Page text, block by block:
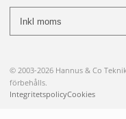
© 2003-2026 Hannus & Co
förbehålls.
IntegritetspolicyCookies